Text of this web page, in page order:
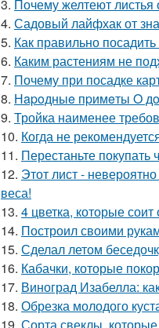
3. Почему желтеют листья
4. Садовый лайфхак от
5. Как правильно
6. Каким растениям не
7. Почему при посадке
8. Нapoдныe пpимeты O
9. Тройка наименее
10. Когда не
11. Перестаньте покупать
12. Этот лист -
веса!
13. 4 цветка, которые
14. Построил своими
15. Сделал летом
16. Кабачки, которые
17. Виноград Изабелла:
18. Обрезка молодого